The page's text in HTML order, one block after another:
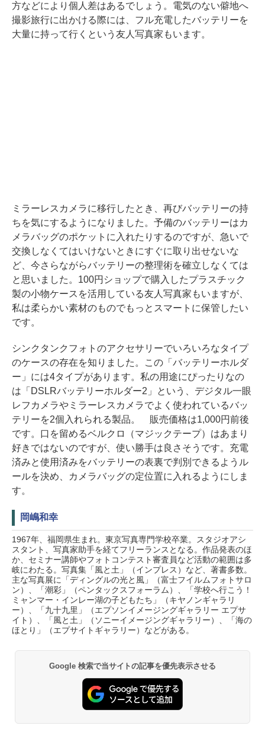
方などにより個人差はあるでしょう。電気のない僻地へ
撮影旅行に出かける際には、フル充電したバッテリーを
大量に持って行くという友人写真家もいます。
ミラーレスカメラに移行したとき、再びバッテリーの持
ちを気にするようになりました。予備のバッテリーはカ
メラバッグのポケットに入れたりするのですが、急いで
交換しなくてはいけないときにすぐに取り出せないな
ど、今さらながらバッテリーの整理術を確立しなくては
と思いました。100円ショップで購入したプラスチック
製の小物ケースを活用している友人写真家もいますが、
私は柔らかい素材のものでもっとスマートに保管したい
です。
シンクタンクフォトのアクセサリーでいろいろなタイプ
のケースの存在を知りました。この「バッテリーホルダ
ー」には4タイプがあります。私の用途にぴったりなの
は「DSLRバッテリーホルダー2」という、デジタル一眼
レフカメラやミラーレスカメラでよく使われているバッ
テリーを2個入れられる製品。 販売価格は1,000円前後
です。口を留めるベルクロ（マジックテープ）はあまり
好きではないのですが、使い勝手は良さそうです。充電
済みと使用済みをバッテリーの表裏で判別できるようル
ールを決め、カメラバッグの定位置に入れるようにしま
す。
岡嶋和幸
1967年、福岡県生まれ。東京写真専門学校卒業。スタジオアシ
スタント、写真家助手を経てフリーランスとなる。作品発表のほ
か、セミナー講師やフォトコンテスト審査員など活動の範囲は多
岐にわたる。写真集「風と土」（インプレス）など、著書多数。
主な写真展に「ディングルの光と風」（富士フイルムフォトサロ
ン）、「潮彩」（ペンタックスフォーラム）、「学校へ行こう！
ミャンマー・インレー湖の子どもたち」（キヤノンギャラリ
ー）、「九十九里」（エプソンイメージングギャラリー エプサ
イト）、「風と土」（ソニーイメージングギャラリー）、「海の
ほとり」（エプサイトギャラリー）などがある。
Google 検索で当サイトの記事を優先表示させる